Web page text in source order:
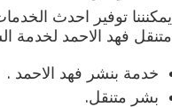
يمكنننا توفير احدث
متنقل فهد الاحمد لخدمة
خدمة بنشر فهد الاحمد .
بشر متنقل.